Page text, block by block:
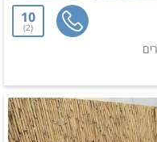
10
2